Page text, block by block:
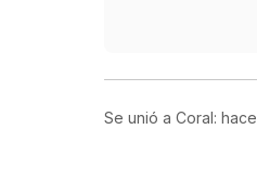
Se unió a Coral: hace